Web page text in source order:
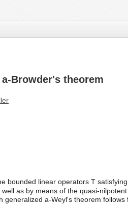
Browder's theorem
bounded linear operators T
well as by means of the quasi-
generalized a-Weyl's theorem follows